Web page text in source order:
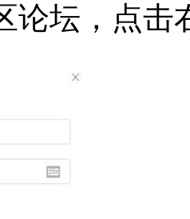
论坛，点击